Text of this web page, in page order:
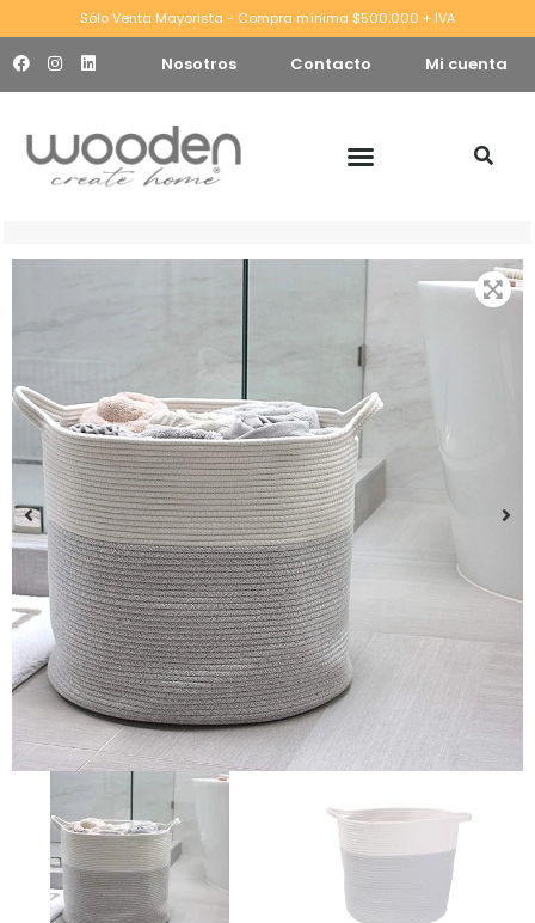
Sólo Venta Mayorista - Compra mínima $500.000 + IVA
Nosotros Contacto Mi cuenta